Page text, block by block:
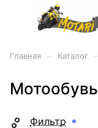
Главная Каталог
Мотообувь
Фильтр